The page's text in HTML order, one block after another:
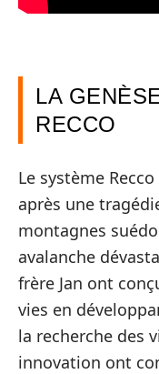
LA
RECCO
Le système
après une
montagnes
avalanche
frère Jan ont
vies en
la recherche des
innovation ont